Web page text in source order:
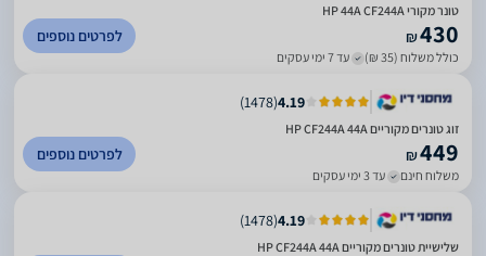
טונר מקורי HP 44A CF244A
₪430
כולל משלוח (35 ₪) עד 7 ימי עסקים
לפרטים נוספים
4.19
(
1478
)
זוג טונרים מקוריים HP CF244A 44A
₪449
משלוח חינם עד 3 ימי עסקים
לפרטים נוספים
4.19
(
1478
)
שלישיית טונרים מקוריים HP CF244A 44A